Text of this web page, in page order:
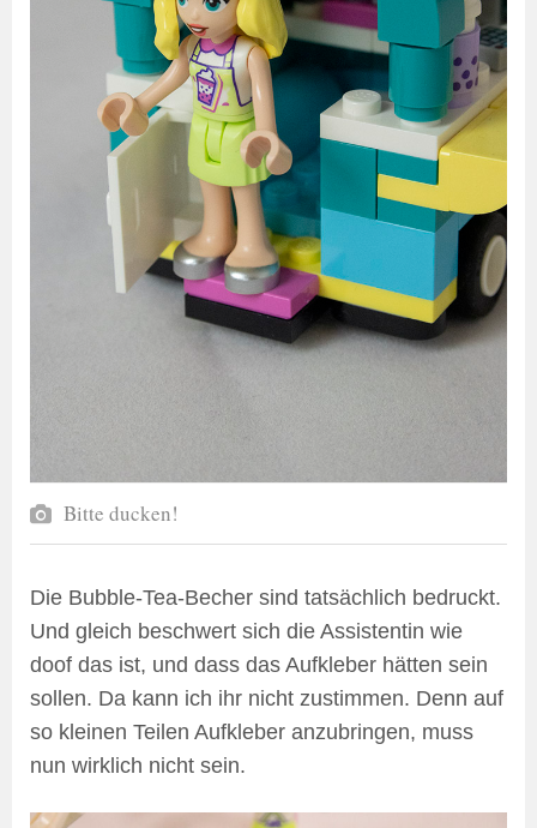
Bitte ducken!
Die Bubble-Tea-Becher sind tatsächlich bedruckt.
Und gleich beschwert sich die Assistentin wie
doof das ist, und dass das Aufkleber hätten sein
sollen. Da kann ich ihr nicht zustimmen. Denn auf
so kleinen Teilen Aufkleber anzubringen, muss
nun wirklich nicht sein.